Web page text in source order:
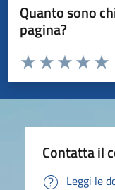
Quanto sono
pagina?
Valuta da 1 a 5 stelle la
Valuta
Valuta 3
Valuta 2 stelle
Valuta 1 stelle su 5
Contatta il
Leggi le